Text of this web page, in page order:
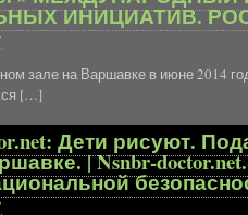
ИНИЦИАТИВ.
зале на Варшавке в июне 2014
[…]
Дети рисуют.
| Nsnbr-